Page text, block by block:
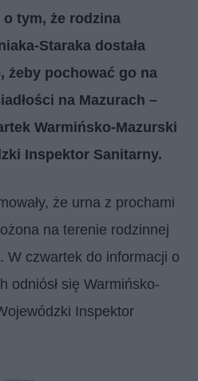
tym, że rodzina
Staraka dostała
żeby pochować go na
na Mazurach –
Warmińsko-Mazurski
Inspektor Sanitarny.
że urna z prochami
na terenie rodzinnej
W czwartek do informacji o
odniósł się Warmińsko-
Inspektor